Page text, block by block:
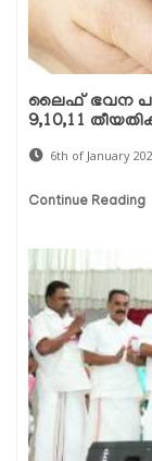
ലൈഫ് ഭവന
9,10,11
6th of January
Continue Reading